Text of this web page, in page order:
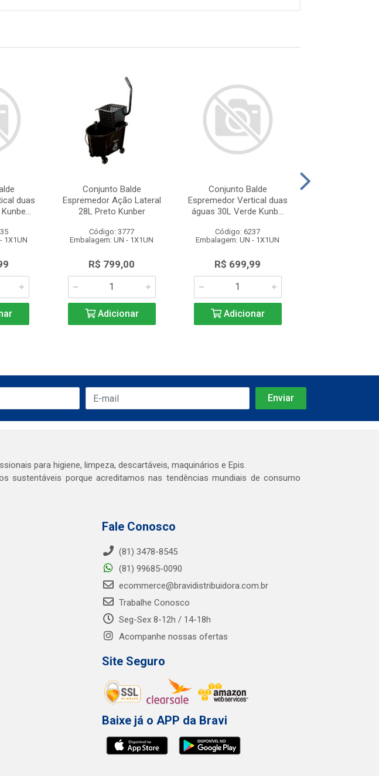
duas
1X1UN
Conjunto Balde
Espremedor Ação Lateral
28L Preto Kunber
Código: 3777
Embalagem: UN - 1X1UN
R$ 799,00
Adicionar
Conjunto Balde
Espremedor Vertical duas
águas 30L Verde Kunb...
Código: 6237
Embalagem: UN - 1X1UN
R$ 699,99
Adicionar
para higiene, limpeza, descartáveis, maquinários e Epis.
sustentáveis porque acreditamos nas tendências mundiais de consumo
Fale Conosco
(81) 3478-8545
(81) 99685-0090
ecommerce@bravidistribuidora.com.br
Trabalhe Conosco
Seg-Sex 8-12h / 14-18h
Acompanhe nossas ofertas
Site Seguro
Baixe já o APP da Bravi